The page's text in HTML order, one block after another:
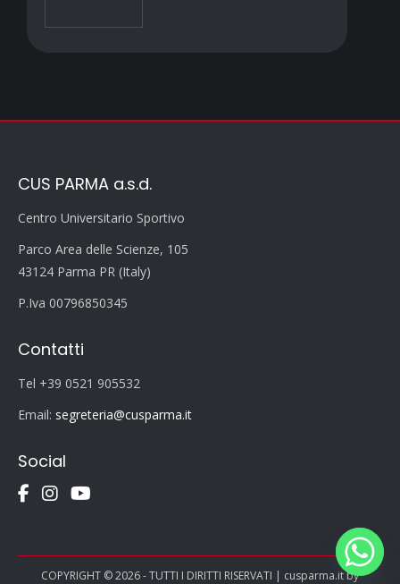
CUS PARMA a.s.d.
Centro Universitario Sportivo
Parco Area delle Scienze, 105
43124 Parma PR (Italy)
P.Iva 00796850345
Contatti
Tel +39 0521 905532
Email: segreteria@cusparma.it
Social
COPYRIGHT © 2026 - TUTTI I DIRITTI RISERVATI | cusparma.it by